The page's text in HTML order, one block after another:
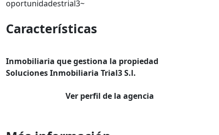
oportunidadestrial3~
Características
Inmobiliaria que gestiona la propiedad
Soluciones Inmobiliaria Trial3 S.l.
Ver perfil de la agencia